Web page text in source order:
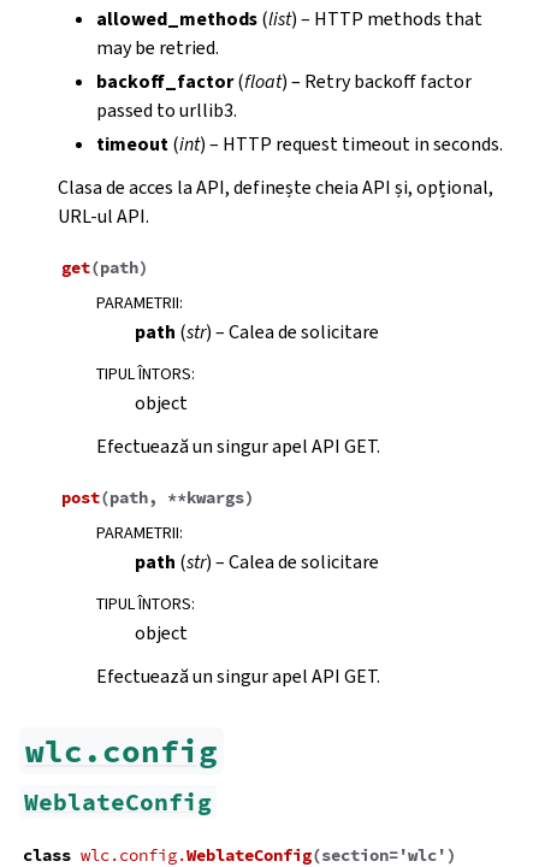
allowed_methods(list) – HTTP methods that
may be retried.
backoff_factor(float) – Retry backoff factor
passed to urllib3.
timeout(int) – HTTP request timeout in seconds.
Clasa de acces la API, definește cheia API și, opțional,
URL-ul API.
get(path)
PARAMETRII:
path (str) – Calea de solicitare
TIPUL ÎNTORS:
object
Efectuează un singur apel API GET.
post(path, **kwargs)
PARAMETRII:
path (str) – Calea de solicitare
TIPUL ÎNTORS:
object
Efectuează un singur apel API GET.
wlc.config
WeblateConfig
class wlc.config.WeblateConfig(section='wlc' )